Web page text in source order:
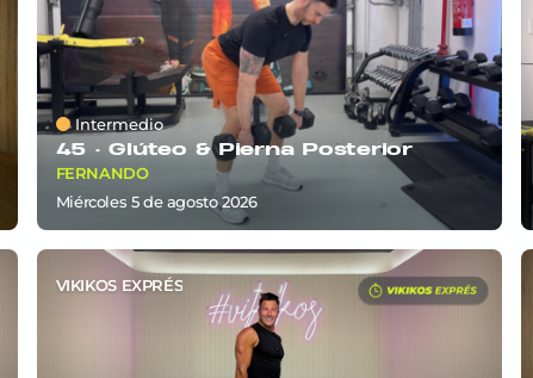
Intermedio
45 ·Glúteo & Pierna Posterior
FERNANDO
miércoles 5deagosto 2026
VIKIKOS EXPRÉS